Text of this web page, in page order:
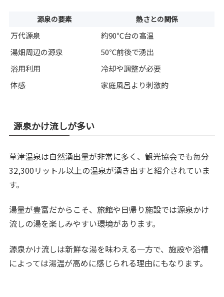
源泉の要素 熱さとの関係
万代源泉
約90℃台の高温
湯畑周辺の源泉
50℃前後で湧出
浴用利用
冷却や調整が必要
体感
家庭風呂より刺激的
源泉かけ流しが多い
草津温泉は自然湧出量が非常に多く、観光協会でも毎分
32,300リットル以上の温泉が湧き出すと紹介されていま
す。
湯量が豊富だからこそ、旅館や日帰り施設では源泉かけ
流しの湯を楽しみやすい環境があります。
源泉かけ流しは新鮮な湯を味わえる一方で、施設や浴槽
によっては湯温が高めに感じられる理由にもなります。